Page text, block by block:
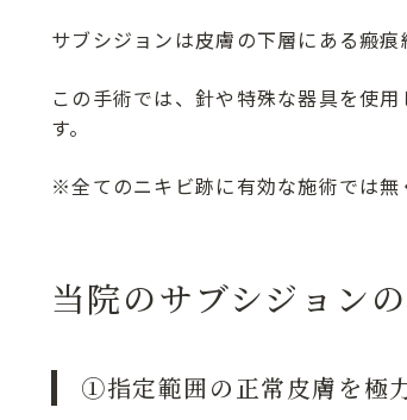
サブシジョンは皮膚の下層にある瘢
この手術では、針や特殊な器具を使
す。
※全てのニキビ跡に有効な施術では無
当院のサブシジョン
①指定範囲の正常皮膚を極